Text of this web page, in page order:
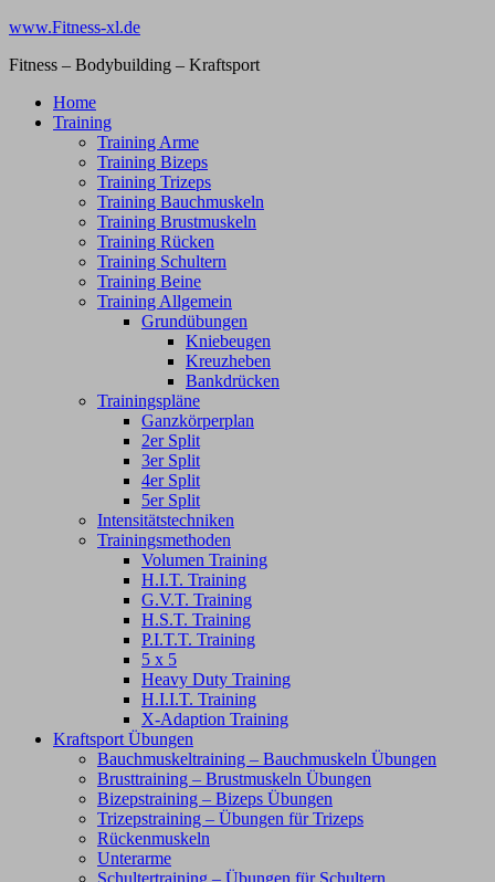
Zum
springen
www.Fitness-xl.de
Fitness – Bodybuilding – Kraftsport
Home
Training
Training Arme
Training Bizeps
Training Trizeps
Training Bauchmuskeln
Training Brustmuskeln
Training Rücken
Training Schultern
Training Beine
Training Allgemein
Grundübungen
Kniebeugen
Kreuzheben
Bankdrücken
Trainingspläne
Ganzkörperplan
2er Split
3er Split
4er Split
5er Split
Intensitätstechniken
Trainingsmethoden
Volumen Training
H.I.T. Training
G.V.T. Training
H.S.T. Training
P.I.T.T. Training
5 x 5
Heavy Duty Training
H.I.I.T. Training
X-Adaption Training
Kraftsport Übungen
Bauchmuskeltraining – Bauchmuskeln Übungen
Brusttraining – Brustmuskeln Übungen
Bizepstraining – Bizeps Übungen
Trizepstraining – Übungen für Trizeps
Rückenmuskeln
Unterarme
Schultertraining – Übungen für Schultern